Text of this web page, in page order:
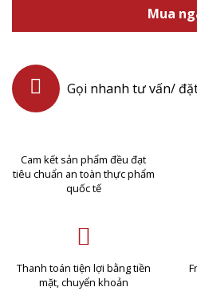
Mua
Gọi nhanh tư vấn/
Cam kết sản phẩm đều đạt
tiêu chuẩn an toàn thực phẩm
quốc tế
Thanh toán tiện lợi bằng tiền
mặt, chuyển khoản